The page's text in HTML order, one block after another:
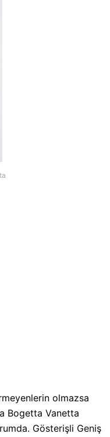
olmazsa
Bogetta Vanetta
Gösterişli Geniş